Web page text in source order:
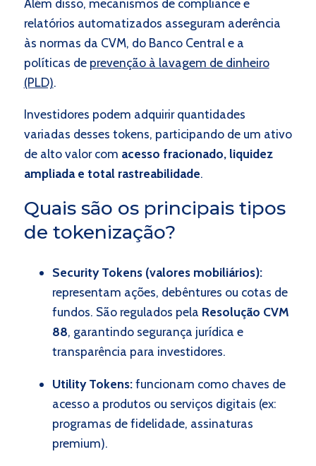
relatórios automatizados asseguram aderência
às normas da CVM, do Banco Central e a
políticas de prevenção à lavagem de dinheiro
(PLD).
Investidores podem adquirir quantidades
variadas desses tokens, participando de um ativo
de alto valor com acesso fracionado, liquidez
ampliada e total rastreabilidade.
Quais são os principais tipos
de tokenização?
Security Tokens (valores mobiliários):
representam ações, debêntures ou cotas de
fundos. São regulados pela Resolução CVM
88, garantindo segurança jurídica e
transparência para investidores.
Utility Tokens:funcionam como chaves de
acesso a produtos ou serviços digitais (ex:
programas de fidelidade, assinaturas
premium).